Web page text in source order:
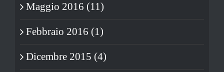
Maggio 2016 (11)
Febbraio 2016 (1)
Dicembre 2015 (4)